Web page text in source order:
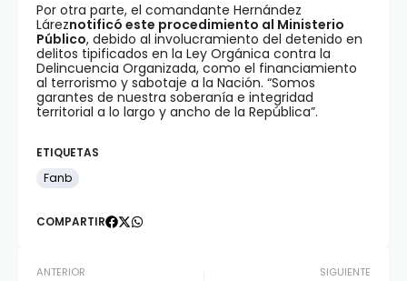
Por otra parte, el comandante Hernández
Láreznotificó este procedimiento al Ministerio
Público, debido al involucramiento del detenido en
delitos tipificados en la Ley Orgánica contra la
Delincuencia Organizada, como el financiamiento
al terrorismo y sabotaje a la Nación. “Somos
garantes de nuestra soberanía e integridad
territorial a lo largo y ancho de la República”.
ETIQUETAS
Fanb
COMPARTIR
ANTERIOR SIGUIENTE